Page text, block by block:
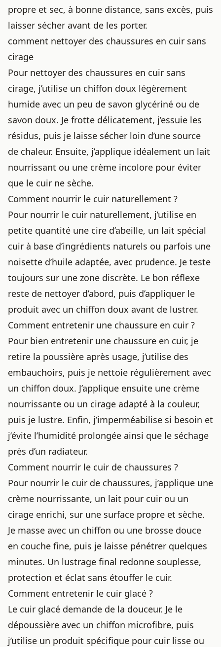
propre et sec, à bonne distance, sans excès, puis
laisser sécher avant de les porter.
comment nettoyer des chaussures en cuir sans
cirage
Pour nettoyer des chaussures en cuir sans
cirage, j’utilise un chiffon doux légèrement
humide avec un peu de savon glycériné ou de
savon doux. Je frotte délicatement, j’essuie les
résidus, puis je laisse sécher loin d’une source
de chaleur. Ensuite, j’applique idéalement un lait
nourrissant ou une crème incolore pour éviter
que le cuir ne sèche.
Comment nourrir le cuir naturellement ?
Pour nourrir le cuir naturellement, j’utilise en
petite quantité une cire d’abeille, un lait spécial
cuir à base d’ingrédients naturels ou parfois une
noisette d’huile adaptée, avec prudence. Je teste
toujours sur une zone discrète. Le bon réflexe
reste de nettoyer d’abord, puis d’appliquer le
produit avec un chiffon doux avant de lustrer.
Comment entretenir une chaussure en cuir ?
Pour bien entretenir une chaussure en cuir, je
retire la poussière après usage, j’utilise des
embauchoirs, puis je nettoie régulièrement avec
un chiffon doux. J’applique ensuite une crème
nourrissante ou un cirage adapté à la couleur,
puis je lustre. Enfin, j’imperméabilise si besoin et
j’évite l’humidité prolongée ainsi que le séchage
près d’un radiateur.
Comment nourrir le cuir de chaussures ?
Pour nourrir le cuir de chaussures, j’applique une
crème nourrissante, un lait pour cuir ou un
cirage enrichi, sur une surface propre et sèche.
Je masse avec un chiffon ou une brosse douce
en couche fine, puis je laisse pénétrer quelques
minutes. Un lustrage final redonne souplesse,
protection et éclat sans étouffer le cuir.
Comment entretenir le cuir glacé ?
Le cuir glacé demande de la douceur. Je le
dépoussière avec un chiffon microfibre, puis
j’utilise un produit spécifique pour cuir lisse ou